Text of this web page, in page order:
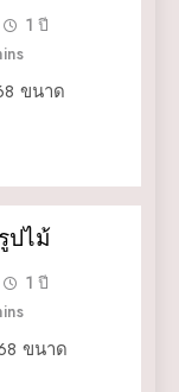
1 ปี
ขนาด
ปไม้
1 ปี
ขนาด